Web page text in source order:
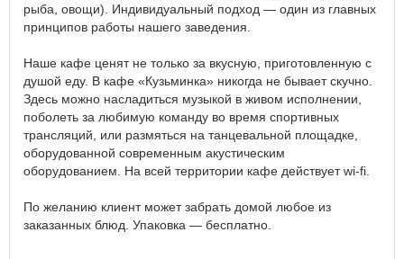
рыба, овощи). Индивидуальный подход — один из главных
принципов работы нашего заведения.
Наше кафе ценят не только за вкусную, приготовленную с
душой еду. В кафе «Кузьминка» никогда не бывает скучно.
Здесь можно насладиться музыкой в живом исполнении,
поболеть за любимую команду во время спортивных
трансляций, или размяться на танцевальной площадке,
оборудованной современным акустическим
оборудованием. На всей территории кафе действует wi-fi.
По желанию клиент может забрать домой любое из
заказанных блюд. Упаковка — бесплатно.